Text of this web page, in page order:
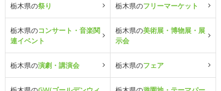
栃木県の祭り 栃木県のフリーマーケット
栃木県のコンサート・音楽関
連イベント
栃木県の美術展・博物展・展
示会
栃木県の演劇・講演会 栃木県のフェア